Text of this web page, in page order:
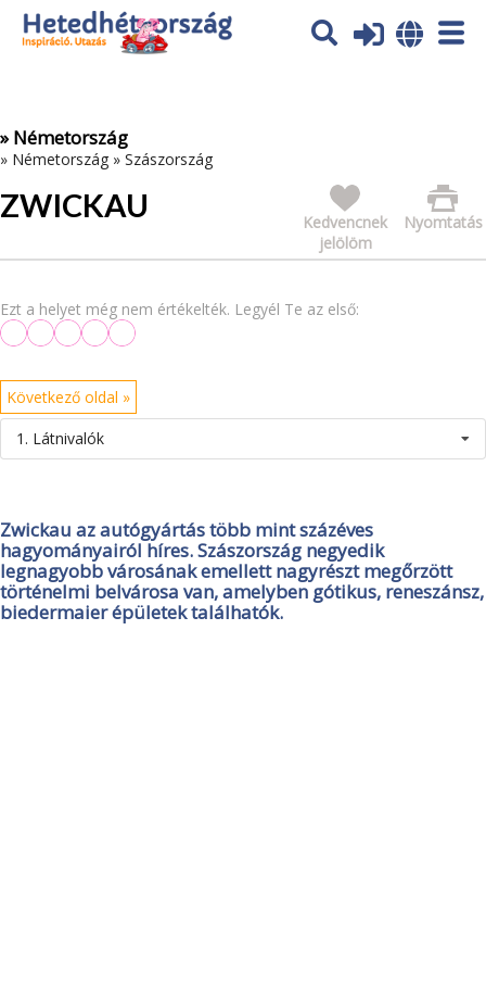
Az oldal sütiket (cookies) használ. További tájékoztatás itt:
Adatvédelmi tájékoztató
» Németország
» Németország » Szászország
ZWICKAU Nyomtatás
Kedvencnek
jelölöm
Ezt a helyet még nem értékelték. Legyél Te az első:
Következő oldal »
1. Látnivalók
Zwickau az autógyártás több mint százéves
hagyományairól híres. Szászország negyedik
legnagyobb városának emellett nagyrészt megőrzött
történelmi belvárosa van, amelyben gótikus, reneszánsz,
biedermaier épületek találhatók.